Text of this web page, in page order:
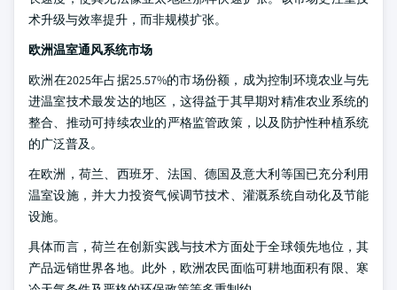
术升级与效率提升，而非规模扩张。
欧洲温室通风系统市场
欧洲在2025年占据25.57%的市场份额，成为控制环境农业与先
进温室技术最发达的地区，这得益于其早期对精准农业系统的
整合、推动可持续农业的严格监管政策，以及防护性种植系统
的广泛普及。
在欧洲，荷兰、西班牙、法国、德国及意大利等国已充分利用
温室设施，并大力投资气候调节技术、灌溉系统自动化及节能
设施。
具体而言，荷兰在创新实践与技术方面处于全球领先地位，其
产品远销世界各地。此外，欧洲农民面临可耕地面积有限、寒